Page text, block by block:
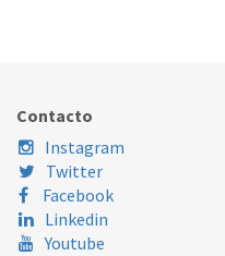
Contacto
Instagram
Twitter
Facebook
Linkedin
Youtube